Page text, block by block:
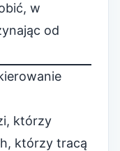
w
od
którzy
którzy tracą